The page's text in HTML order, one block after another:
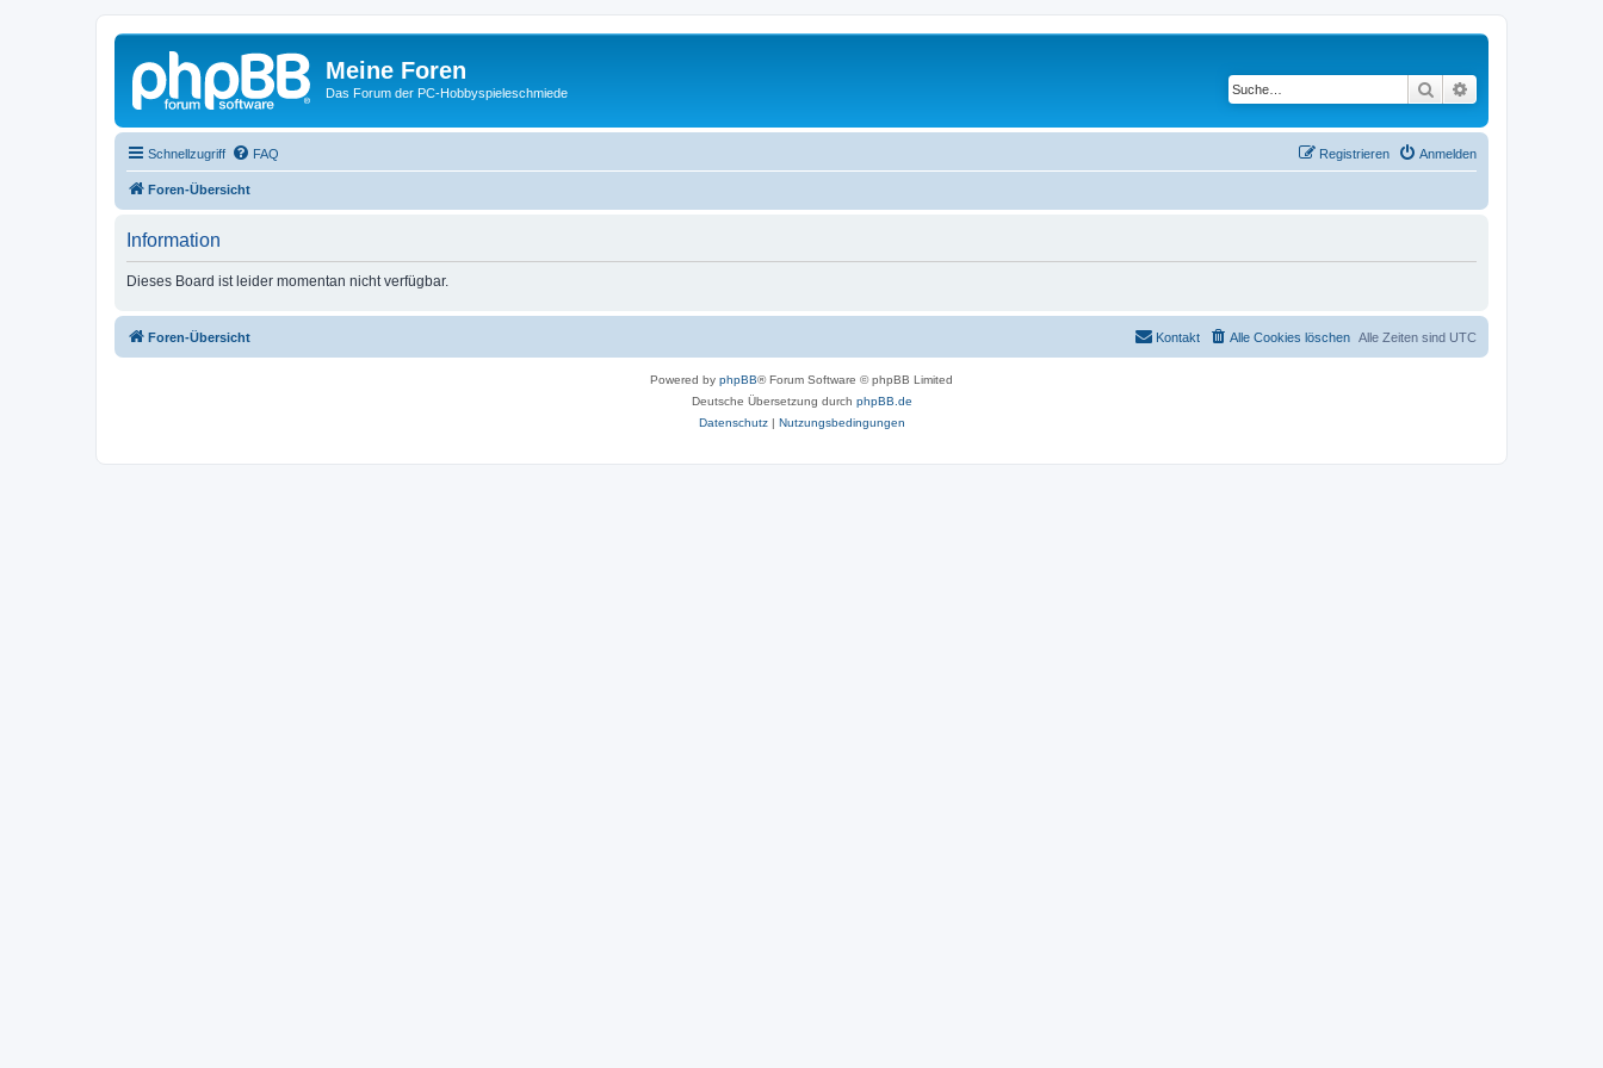
Meine Foren
Das Forum der PC-Hobbyspieleschmiede Suche
Schnellzugriff FAQ Anmelden
Registrieren
Foren-Übersicht
Information
Dieses Board ist leider momentan nicht verfügbar.
Foren-Übersicht Alle Zeiten sind UTC
Alle Cookies löschen
Kontakt
Powered by phpBB® Forum Software © phpBB Limited
Deutsche Übersetzung durch phpBB.de
Datenschutz| Nutzungsbedingungen